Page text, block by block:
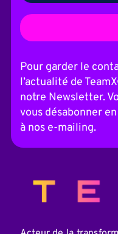
t
e
r
n
t
i
v
Pour garder le
l’actualité de
notre Newsletter.
vous désabonner
à nos e-mailing.